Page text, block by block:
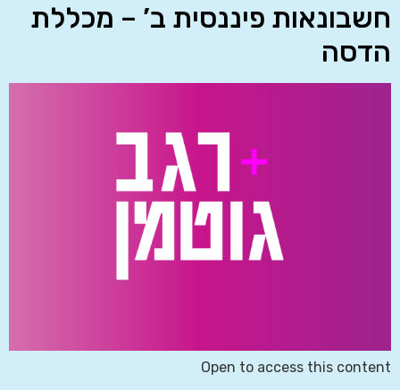
חשבונאות פיננסית ב’ – מכללת
הדסה
Open to access this content